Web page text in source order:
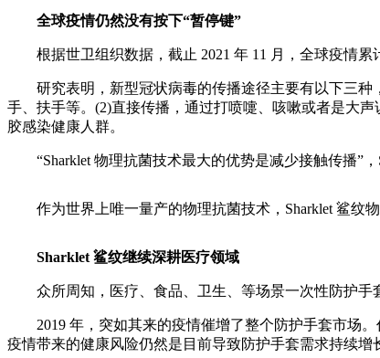
全球疫情仍然没有按下“暂停键”
根据世卫组织数据，截止 2021 年 11 月，全球疫情累
研究表明，新型冠状病毒的传播途径主要有以下三种
手、扶手等。(2)直接传播，通过打喷嚏、咳嗽或者是大
胶感染健康人群。
“Sharklet 物理抗菌技术最大的优势是减少接触传播”，
作为世界上唯一量产的物理抗菌技术，Sharklet 鲨纹物
Sharklet 鲨纹继续深耕医疗领域
众所周知，医疗、食品、卫生、等场景一次性防护手
2019 年，突如其来的疫情催增了整个防护手套市场。
疫情带来的健康风险仍然是目前导致防护手套需求持续增